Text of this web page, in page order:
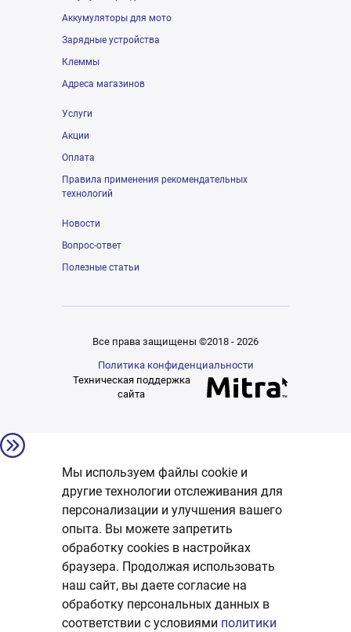
Аккумуляторы для мото
Зарядные устройства
Клеммы
Адреса магазинов
Услуги
Акции
Оплата
Правила применения рекомендательных
технологий
Новости
Вопрос-ответ
Полезные статьи
Все права защищены ©2018 - 2026
Политика конфиденциальности
Техническая поддержка
сайта
Мы используем файлы cookie и
другие технологии отслеживания для
персонализации и улучшения вашего
опыта. Вы можете запретить
обработку сookies в настройках
браузера. Продолжая использовать
наш сайт, вы даете согласие на
обработку персональных данных в
соответствии с условиями политики